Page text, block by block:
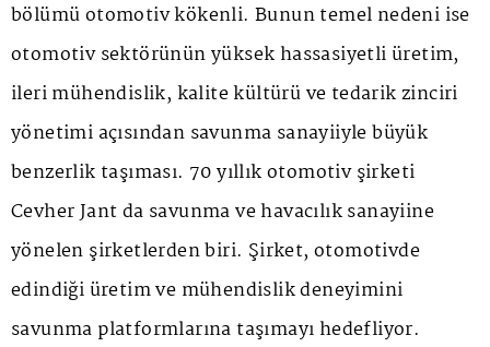
bölümü otomotiv kökenli. Bunun temel nedeni ise
otomotiv sektörünün yüksek hassasiyetli üretim,
ileri mühendislik, kalite kültürü ve tedarik zinciri
yönetimi açısından savunma sanayiiyle büyük
benzerlik taşıması. 70 yıllık otomotiv şirketi
Cevher Jant da savunma ve havacılık sanayiine
yönelen şirketlerden biri. Şirket, otomotivde
edindiği üretim ve mühendislik deneyimini
savunma platformlarına taşımayı hedefliyor.